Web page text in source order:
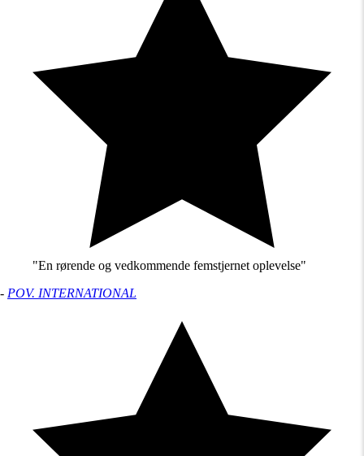
"En rørende og vedkommende femstjernet oplevelse"
- POV. INTERNATIONAL